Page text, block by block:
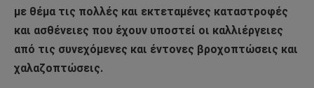
με θέμα τις πολλές και εκτεταμένες καταστροφές
και ασθένειες που έχουν υποστεί οι καλλιέργειες
από τις συνεχόμενες και έντονες βροχοπτώσεις και
χαλαζοπτώσεις.